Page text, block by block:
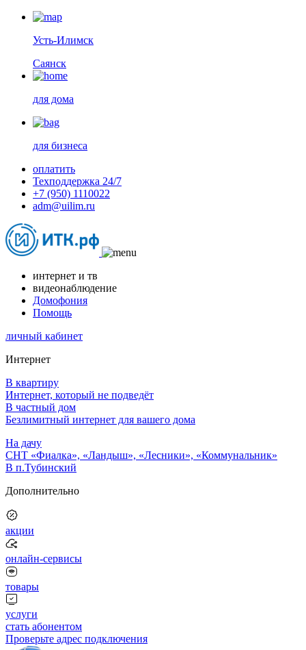
Усть-Илимск
Саянск
для дома
для бизнеса
оплатить
Техподдержка 24/7
+7 (950) 1110022
adm@uilim.ru
интернет и тв
видеонаблюдение
Домофония
Помощь
личный кабинет
Интернет
В квартиру
Интернет, который не подведёт
В частный дом
Безлимитный интернет для вашего дома
На дачу
СНТ «Фиалка», «Ландыш», «Лесники», «Коммунальник»
В п.Тубинский
Дополнительно
акции
онлайн-сервисы
товары
услуги
стать абонентом
Проверьте адрес подключения